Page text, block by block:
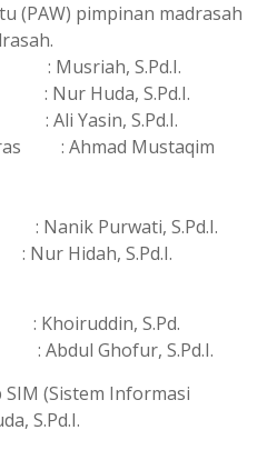
(PAW) pimpinan madrasah
: Musriah, S.Pd.I.
Nur Huda, S.Pd.I.
Ali Yasin, S.Pd.I.
: Ahmad Mustaqim
Purwati, S.Pd.I.
S.Pd.I.
S.Pd.
Ghofur, S.Pd.I.
(Sistem Informasi
S.Pd.I.